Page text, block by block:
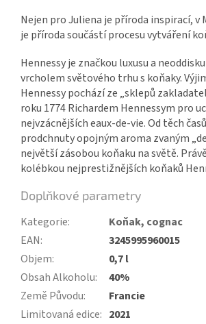
Nejen pro Juliena je příroda inspirací, v
je příroda součástí procesu vytváření
Hennessy je značkou luxusu a
vrcholem světového trhu s koňaky.
Hennessy pochází ze „sklepů
roku 1774 Richardem Hennessym pro
nejvzácnějších eaux-de-vie. Od těch
prodchnuty opojným aroma zvaným
největší zásobou koňaku na světě.
kolébkou nejprestižnějších koňaků
Doplňkové parametry
Kategorie:
Koňak, cognac
EAN:
3245995960015
Objem:
0,7 l
Obsah Alkoholu:
40%
Země Původu:
Francie
Limitovaná edice: 2021